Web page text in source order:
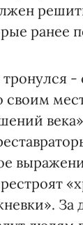
ранее
-
своим
За